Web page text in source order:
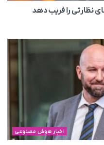
نظارتی را فریب دهد
اخبار هوش مصنوعی